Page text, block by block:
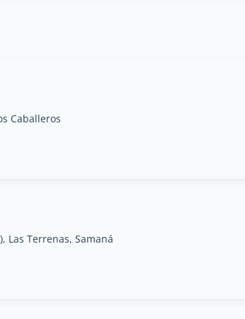
Caballeros
Las Terrenas, Samaná